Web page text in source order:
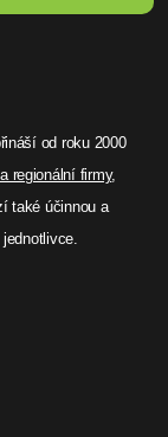
od roku 2000
regionální firmy,
také účinnou a